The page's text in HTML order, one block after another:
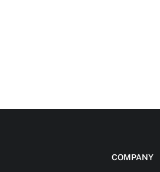
COMPANY